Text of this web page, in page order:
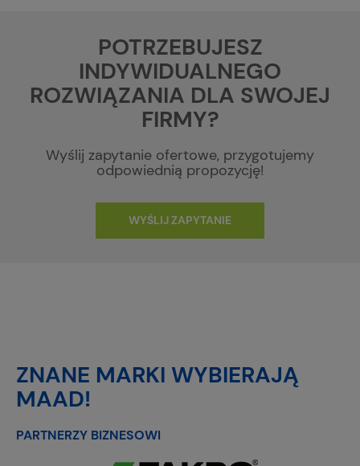
POTRZEBUJESZ
INDYWIDUALNEGO
ROZWIĄZANIA DLA SWOJEJ
FIRMY?
Wyślij zapytanie ofertowe, przygotujemy
odpowiednią propozycję!
WYŚLIJ ZAPYTANIE
ZNANE MARKI WYBIERAJĄ
MAAD!
PARTNERZY BIZNESOWI